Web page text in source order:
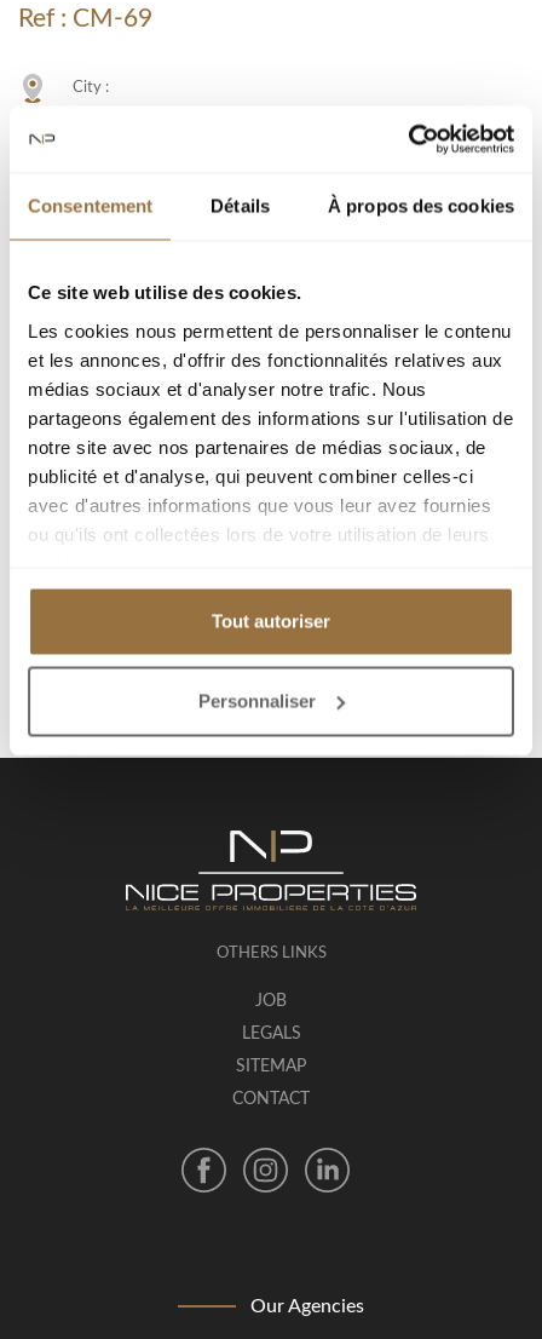
Consentement Détails À propos des cookies
Ce site web utilise des cookies.
Les cookies nous permettent de personnaliser le contenu
et les annonces, d'offrir des fonctionnalités relatives aux
médias sociaux et d'analyser notre trafic. Nous
partageons également des informations sur l'utilisation de
notre site avec nos partenaires de médias sociaux, de
publicité et d'analyse, qui peuvent combiner celles-ci
avec d'autres informations que vous leur avez fournies
ou qu'ils ont collectées lors de votre utilisation de leurs
Tout autoriser
Personnaliser
Ref : CM-69
City :
Room(s) : 3
Bedroom(s) : 2
Add to my selection
Download PDF
Get more information
Send to a friend
OTHERS LINKS
JOB
LEGALS
SITEMAP
CONTACT
Our Agencies